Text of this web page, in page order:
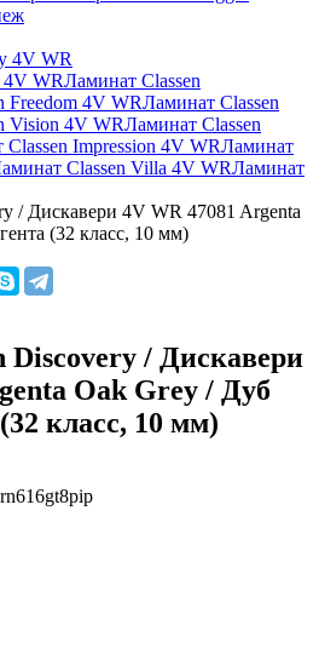
4V WR
4V WRЛаминат Classen
Freedom 4V WRЛаминат Classen
Vision 4V WRЛаминат Classen
Impression 4V WRЛаминат
Classen Villa 4V WRЛаминат
/ Дискавери 4V WR 47081 Argenta
(32 класс, 10 мм)
Discovery / Дискавери
Oak Grey / Дуб
класс, 10 мм)